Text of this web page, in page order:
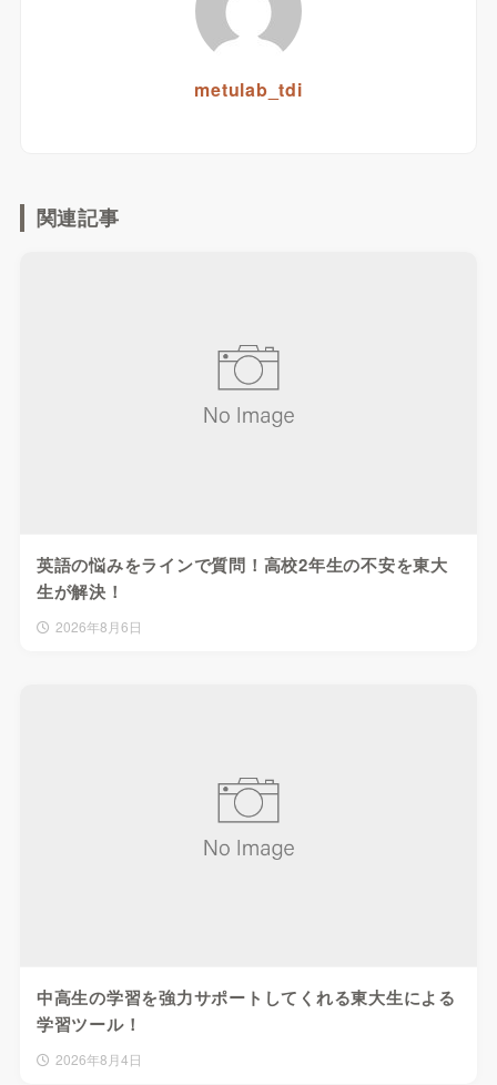
metulab_tdi
関連記事
英語の悩みをラインで質問！高校2年生の不安を東大
生が解決！
2026年8月6日
中高生の学習を強力サポートしてくれる東大生による
学習ツール！
2026年8月4日